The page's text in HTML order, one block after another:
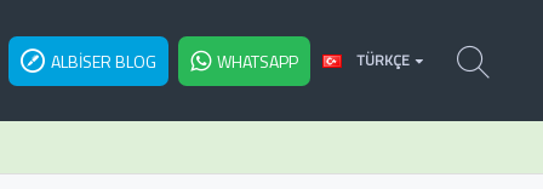
ALBISER BLOG WHATSAPP TÜRKÇE